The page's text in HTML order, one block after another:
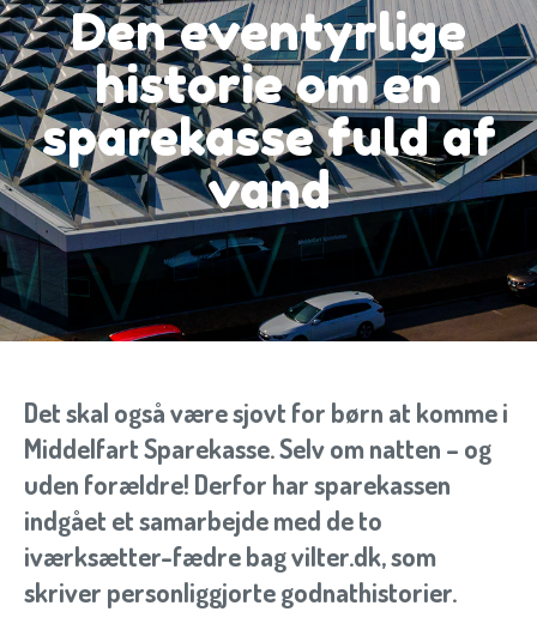
Den eventyrlige
historie om en
sparekasse fuld af
vand
Det skal også være sjovt for børn at komme i
Middelfart Sparekasse. Selv om natten – og
uden forældre! Derfor har sparekassen
indgået et samarbejde med de to
iværksætter-fædre bagvilter.dk, som
skriver personliggjorte godnathistorier.